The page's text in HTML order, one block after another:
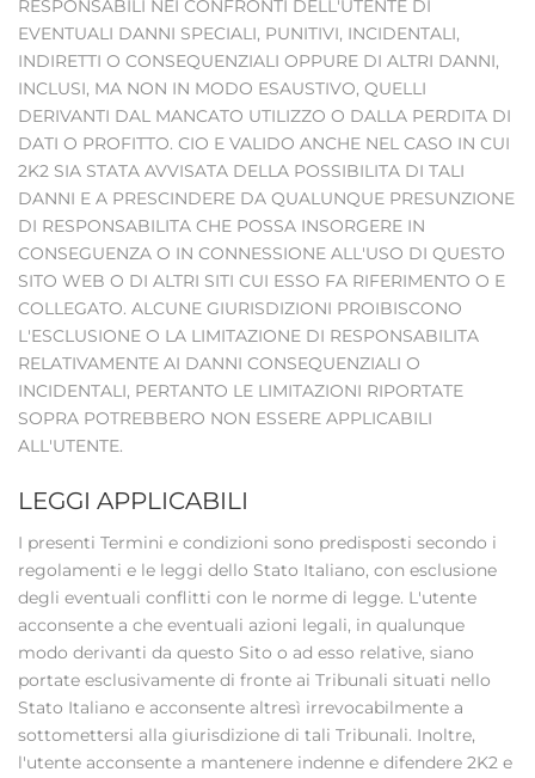
RESPONSABILI NEI CONFRONTI DELL'UTENTE DI
EVENTUALI DANNI SPECIALI, PUNITIVI, INCIDENTALI,
INDIRETTI O CONSEQUENZIALI OPPURE DI ALTRI DANNI,
INCLUSI, MA NON IN MODO ESAUSTIVO, QUELLI
DERIVANTI DAL MANCATO UTILIZZO O DALLA PERDITA DI
DATI O PROFITTO. CIO E VALIDO ANCHE NEL CASO IN CUI
2K2 SIA STATA AVVISATA DELLA POSSIBILITA DI TALI
DANNI E A PRESCINDERE DA QUALUNQUE PRESUNZIONE
DI RESPONSABILITA CHE POSSA INSORGERE IN
CONSEGUENZA O IN CONNESSIONE ALL'USO DI QUESTO
SITO WEB O DI ALTRI SITI CUI ESSO FA RIFERIMENTO O E
COLLEGATO. ALCUNE GIURISDIZIONI PROIBISCONO
L'ESCLUSIONE O LA LIMITAZIONE DI RESPONSABILITA
RELATIVAMENTE AI DANNI CONSEQUENZIALI O
INCIDENTALI, PERTANTO LE LIMITAZIONI RIPORTATE
SOPRA POTREBBERO NON ESSERE APPLICABILI
ALL'UTENTE.
LEGGI APPLICABILI
I presenti Termini e condizioni sono predisposti secondo i
regolamenti e le leggi dello Stato Italiano, con esclusione
degli eventuali conflitti con le norme di legge. L'utente
acconsente a che eventuali azioni legali, in qualunque
modo derivanti da questo Sito o ad esso relative, siano
portate esclusivamente di fronte ai Tribunali situati nello
Stato Italiano e acconsente altresì irrevocabilmente a
sottomettersi alla giurisdizione di tali Tribunali. Inoltre,
l'utente acconsente a mantenere indenne e difendere 2K2 e